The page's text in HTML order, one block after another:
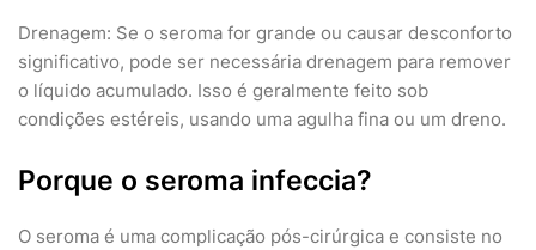
Drenagem: Se o seroma for grande ou causar desconforto
significativo, pode ser necessária drenagem para remover
o líquido acumulado. Isso é geralmente feito sob
condições estéreis, usando uma agulha fina ou um dreno.
Porque o seroma infeccia?
O seroma é uma complicação pós-cirúrgica e consiste no